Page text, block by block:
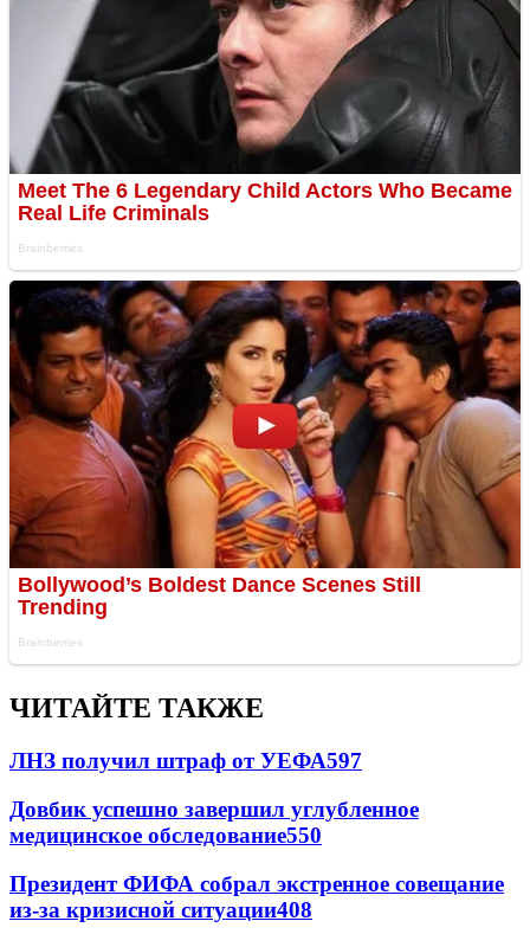
ЧИТАЙТЕ ТАКЖЕ
ЛНЗ получил штраф от УЕФА597
Довбик успешно завершил углубленное
медицинское обследование550
Президент ФИФА собрал экстренное совещание
из-за кризисной ситуации408